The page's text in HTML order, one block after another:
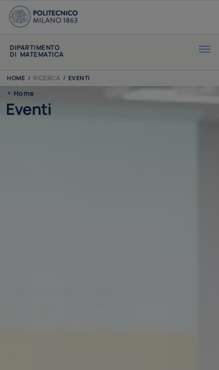
DIPARTIMENTO
DI MATEMATICA
HOME / RICERCA / EVENTI
Home
Eventi